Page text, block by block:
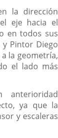
la dirección
eje hacia el
en todos sus
y Pintor Diego
la geometría,
el lado más
anterioridad
ya que la
y escaleras